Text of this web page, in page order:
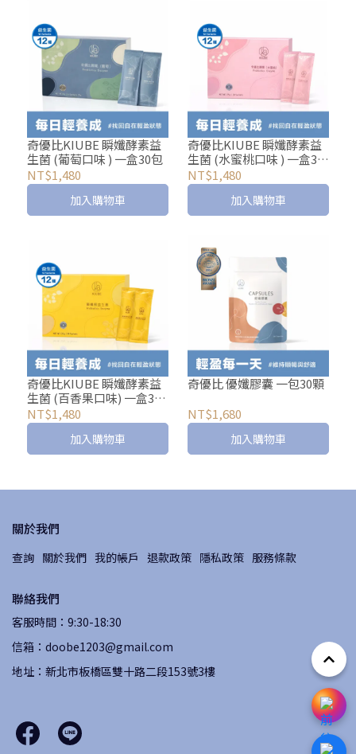
奇優比KIUBE 瞬孅酵素益
生菌 (葡萄口味 ) 一盒30包
NT$1,480
加入購物車
奇優比KIUBE 瞬孅酵素益
生菌 (水蜜桃口味 ) 一盒30
包
NT$1,480
加入購物車
奇優比KIUBE 瞬孅酵素益
生菌 (百香果口味) 一盒30
包
NT$1,480
加入購物車
奇優比 優孅膠囊 一包30顆
NT$1,680
加入購物車
關於我們
查詢 關於我們 我的帳戶 退款政策 隱私政策 服務條款
聯絡我們
客服時間：9:30-18:30
信箱：doobe1203@gmail.com
地址：新北市板橋區雙十路二段153號3樓